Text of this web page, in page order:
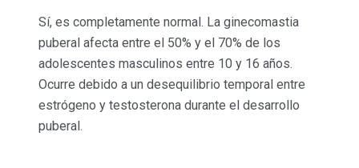
Sí, es completamente normal. La ginecomastia
puberal afecta entre el 50% y el 70% de los
adolescentes masculinos entre 10 y 16 años.
Ocurre debido a un desequilibrio temporal entre
estrógeno y testosterona durante el desarrollo
puberal.